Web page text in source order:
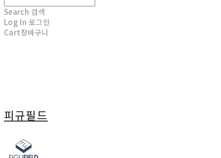
Search 검색
Log In 로그인
Cart장바구니
피규필드